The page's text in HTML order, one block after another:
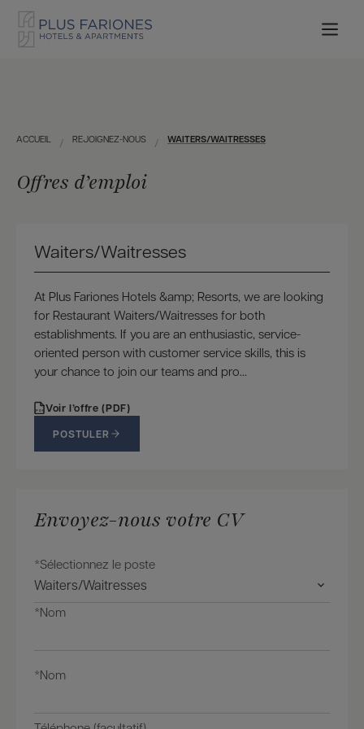
ACCUEIL REJOIGNEZ-NOUS WAITERS/WAITRESSES
Offres d’emploi
Waiters/Waitresses
At Plus Fariones Hotels &amp; Resorts, we are looking
for Restaurant Waiters/Waitresses for both
establishments. If you are an enthusiastic, service-
oriented person with customer service skills, this is
your chance to join our teams and pro...
PDF Voir l’offre (PDF)
POSTULER
Envoyez-nous votre CV
*Sélectionnez le poste
*Nom
*Nom